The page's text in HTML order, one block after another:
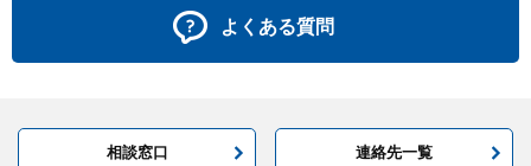
よくある質問
相談窓口 連絡先一覧